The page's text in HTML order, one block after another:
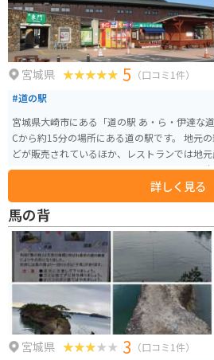
宮城県 5 （口コミ1件）
#道の駅
宮城県大崎市にある「道の駅 あ・ら・伊達な
Cから約15分の場所にある道の駅です。 地元の新鮮な野菜や果物、お土産な
どが販売されているほか、レストランでは地
むことができます。 特に、地元産のブランド
や、大崎市の郷土料理である「おくずかけ」はおすすめ
る場合、道の駅には広々とした駐車場が完備
た、周辺には、鳴子温泉郷や、蔵王山など、
で、ツーリングの拠点としても最適です。 道の駅 あ・ら・伊達な道の駅は、
地元の魅力が詰まった道の駅です。ぜひ一度
詳しく見る
馬の背
宮城県 3 （口コミ1件）